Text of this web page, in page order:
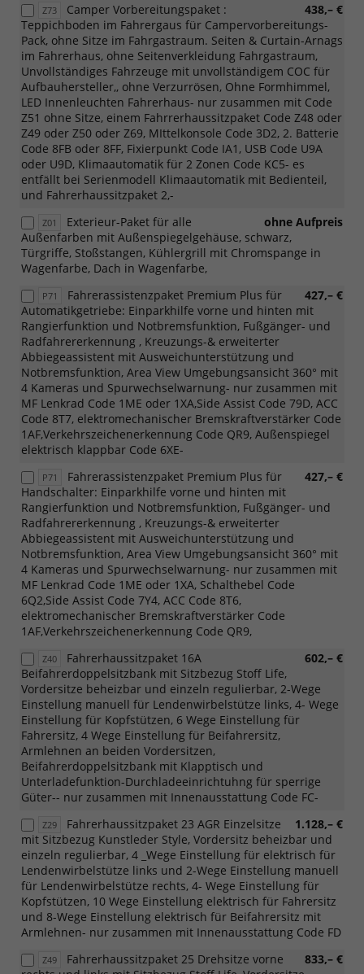
Z73 438,– €
Camper Vorbereitungspaket :
Teppichboden im Fahrergaus für Campervorbereitungs-
Pack, ohne Sitze im Fahrgastraum. Seiten & Curtain-Arnags
im Fahrerhaus, ohne Seitenverkleidung Fahrgastraum,
Unvollständiges Fahrzeuge mit unvollständigem COC für
Aufbauhersteller,, ohne Verzurrösen, Ohne Formhimmel,
LED Innenleuchten Fahrerhaus- nur zusammen mit Code
Z51 ohne Sitze, einem Fahrrerhaussitzpaket Code Z48 oder
Z49 oder Z50 oder Z69, MIttelkonsole Code 3D2, 2. Batterie
Code 8FB oder 8FF, Fixierpunkt Code IA1, USB Code U9A
oder U9D, Klimaautomatik für 2 Zonen Code KC5- es
entfällt bei Serienmodell Klimaautomatik mit Bedienteil,
und Fahrerhaussitzpaket 2,-
Z01 ohne Aufpreis
Exterieur-Paket für alle
Außenfarben mit Außenspiegelgehäuse, schwarz,
Türgriffe, Stoßstangen, Kühlergrill mit Chromspange in
Wagenfarbe, Dach in Wagenfarbe,
P71 427,– €
Fahrerassistenzpaket Premium Plus für
Automatikgetriebe: Einparkhilfe vorne und hinten mit
Rangierfunktion und Notbremsfunktion, Fußgänger- und
Radfahrererkennung , Kreuzungs-& erweiterter
Abbiegeassistent mit Ausweichunterstützung und
Notbremsfunktion, Area View Umgebungsansicht 360° mit
4 Kameras und Spurwechselwarnung- nur zusammen mit
MF Lenkrad Code 1ME oder 1XA,Side Assist Code 79D, ACC
Code 8T7, elektromechanischer Bremskraftverstärker Code
1AF,Verkehrszeichenerkennung Code QR9, Außenspiegel
elektrisch klappbar Code 6XE-
P71 427,– €
Fahrerassistenzpaket Premium Plus für
Handschalter: Einparkhilfe vorne und hinten mit
Rangierfunktion und Notbremsfunktion, Fußgänger- und
Radfahrererkennung , Kreuzungs-& erweiterter
Abbiegeassistent mit Ausweichunterstützung und
Notbremsfunktion, Area View Umgebungsansicht 360° mit
4 Kameras und Spurwechselwarnung- nur zusammen mit
MF Lenkrad Code 1ME oder 1XA, Schalthebel Code
6Q2,Side Assist Code 7Y4, ACC Code 8T6,
elektromechanischer Bremskraftverstärker Code
1AF,Verkehrszeichenerkennung Code QR9,
Z40 602,– €
Fahrerhaussitzpaket 16A
Beifahrerdoppelsitzbank mit Sitzbezug Stoff Life,
Vordersitze beheizbar und einzeln regulierbar, 2-Wege
Einstellung manuell für Lendenwirbelstütze links, 4- Wege
Einstellung für Kopfstützen, 6 Wege Einstellung für
Fahrersitz, 4 Wege Einstellung für Beifahrersitz,
Armlehnen an beiden Vordersitzen,
Beifahrerdoppelsitzbank mit Klapptisch und
Unterladefunktion-Durchladeeinrichtuhng für sperrige
Güter-- nur zusammen mit Innenausstattung Code FC-
Z29 1.128,– €
Fahrerhaussitzpaket 23 AGR Einzelsitze
mit Sitzbezug Kunstleder Style, Vordersitz beheizbar und
einzeln regulierbar, 4 _Wege Einstellung für elektrisch für
Lendenwirbelstütze links und 2-Wege Einstellung manuell
für Lendenwirbelstütze rechts, 4- Wege Einstellung für
Kopfstützen, 10 Wege Einstellung elektrisch für Fahrersitz
und 8-Wege Einstellung elektrisch für Beifahrersitz mit
Armlehnen- nur zusammen mit Innenausstattung Code FD
Z49 833,– €
Fahrerhaussitzpaket 25 Drehsitze vorne